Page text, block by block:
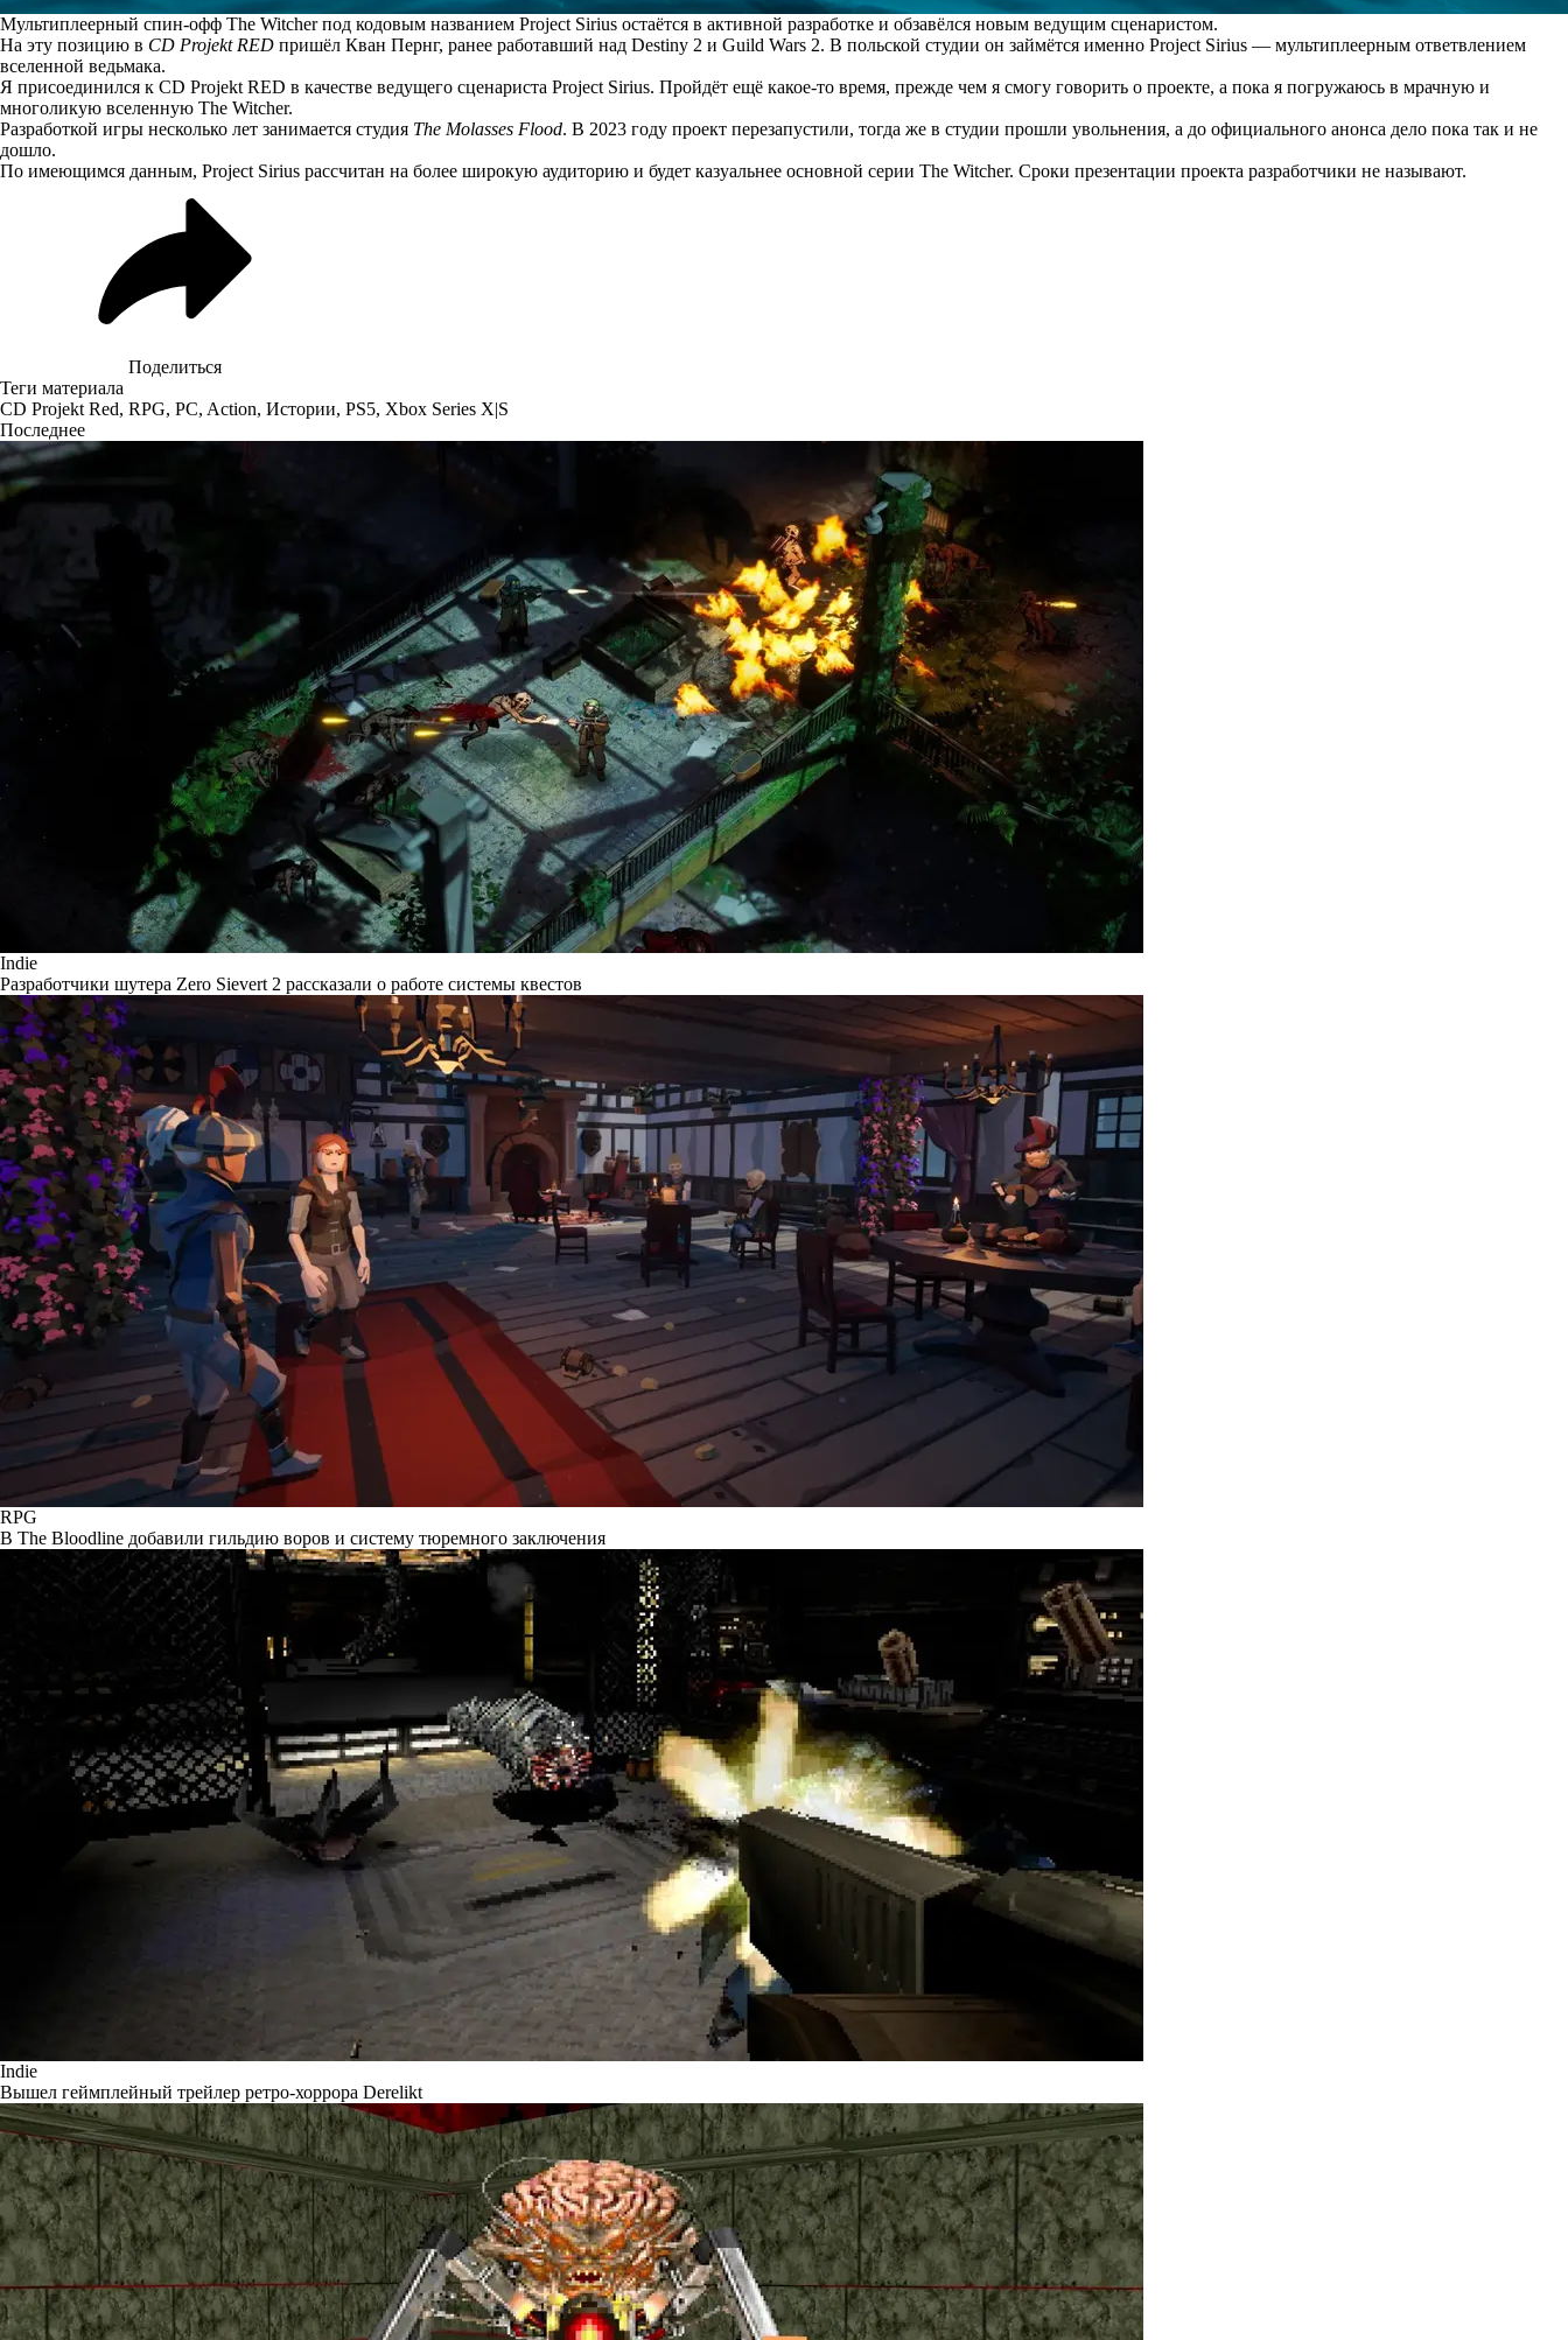
Мультиплеерный спин-офф The Witcher под кодовым названием Project Sirius остаётся в активной разработке и обзавёлся новым ведущим сценаристом.
На эту позицию в CD Projekt RED пришёл Кван Пернг, ранее работавший над Destiny 2 и Guild Wars 2. В польской студии он займётся именно Project Sirius — мультиплеерным ответвлением
вселенной ведьмака.
Я присоединился к CD Projekt RED в качестве ведущего сценариста Project Sirius. Пройдёт ещё какое-то время, прежде чем я смогу говорить о проекте, а пока я погружаюсь в мрачную и
многоликую вселенную The Witcher.
Разработкой игры несколько лет занимается студия The Molasses Flood. В 2023 году проект перезапустили, тогда же в студии прошли увольнения, а до официального анонса дело пока так и не
дошло.
По имеющимся данным, Project Sirius рассчитан на более широкую аудиторию и будет казуальнее основной серии The Witcher. Сроки презентации проекта разработчики не называют.
Поделиться
Теги материала
CD Projekt Red, RPG, PC, Action, Истории, PS5, Xbox Series X|S
Последнее
Indie
Разработчики шутера Zero Sievert 2 рассказали о работе системы квестов
RPG
В The Bloodline добавили гильдию воров и систему тюремного заключения
Indie
Вышел геймплейный трейлер ретро-хоррора Derelikt